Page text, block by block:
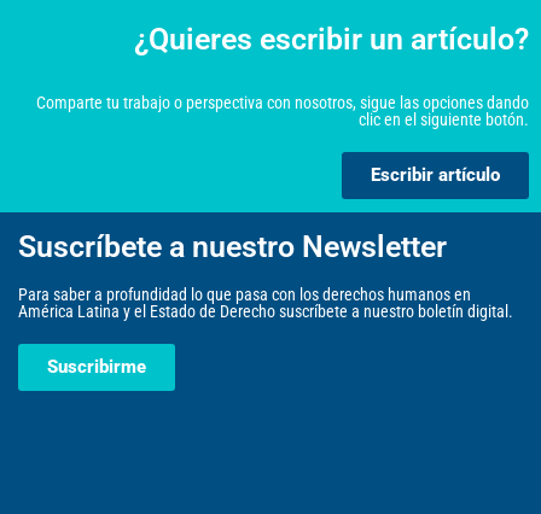
¿Quieres escribir un artículo?
Comparte tu trabajo o perspectiva con nosotros, sigue las opciones dando
clic en el siguiente botón.
Escribir artículo
Suscríbete a nuestro Newsletter
Para saber a profundidad lo que pasa con los derechos humanos en
América Latina y el Estado de Derecho suscríbete a nuestro boletín digital.
Suscribirme